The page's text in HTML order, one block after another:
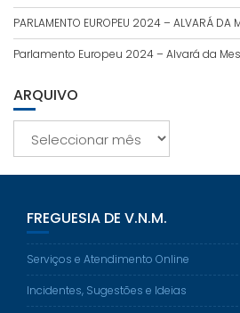
PARLAMENTO EUROPEU 2024 – ALVARÁ DA
Parlamento Europeu 2024 – Alvará da
ARQUIVO
FREGUESIA DE V.N.M.
Serviços e Atendimento Online
Incidentes, Sugestões e Ideias